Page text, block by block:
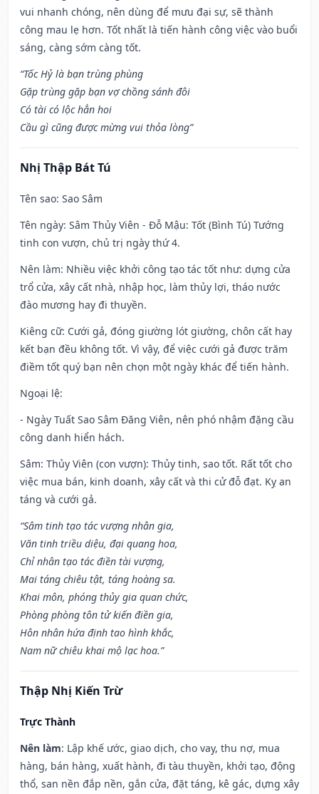
vui nhanh chóng, nên dùng để mưu đại sự, sẽ thành
công mau lẹ hơn. Tốt nhất là tiến hành công việc vào buổi
sáng, càng sớm càng tốt.
“Tốc Hỷ là bạn trùng phùng
Gặp trùng gặp bạn vợ chồng sánh đôi
Có tài có lộc hẳn hoi
Cầu gì cũng được mừng vui thỏa lòng”
Nhị Thập Bát Tú
Tên sao: Sao Sâm
Tên ngày: Sâm Thủy Viên - Đỗ Mậu: Tốt (Bình Tú) Tướng
tinh con vượn, chủ trị ngày thứ 4.
Nên làm: Nhiều việc khởi công tạo tác tốt như: dựng cửa
trổ cửa, xây cất nhà, nhập học, làm thủy lợi, tháo nước
đào mương hay đi thuyền.
Kiêng cữ: Cưới gả, đóng giường lót giường, chôn cất hay
kết bạn đều không tốt. Vì vậy, để việc cưới gả được trăm
điềm tốt quý bạn nên chọn một ngày khác để tiến hành.
Ngoại lệ:
- Ngày Tuất Sao Sâm Đăng Viên, nên phó nhậm đặng cầu
công danh hiển hách.
Sâm: Thủy Viên (con vượn): Thủy tinh, sao tốt. Rất tốt cho
việc mua bán, kinh doanh, xây cất và thi cử đỗ đạt. Kỵ an
táng và cưới gả.
“Sâm tinh tạo tác vượng nhân gia,
Văn tinh triều diệu, đại quang hoa,
Chỉ nhân tạo tác điền tài vượng,
Mai táng chiêu tật, táng hoàng sa.
Khai môn, phóng thủy gia quan chức,
Phòng phòng tôn tử kiến điền gia,
Hôn nhân hứa định tao hình khắc,
Nam nữ chiêu khai mộ lạc hoa.”
Thập Nhị Kiến Trừ
Trực Thành
Nên làm: Lập khế ước, giao dịch, cho vay, thu nợ, mua
hàng, bán hàng, xuất hành, đi tàu thuyền, khởi tạo, động
thổ, san nền đắp nền, gắn cửa, đặt táng, kê gác, dựng xây